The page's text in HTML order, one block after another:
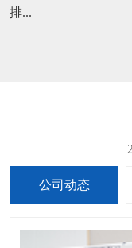
排...
公司动态